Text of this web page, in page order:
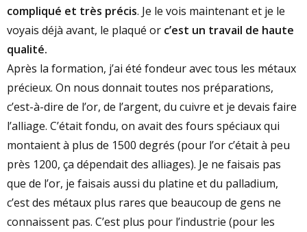
compliqué et très précis. Je le vois maintenant et je le
voyais déjà avant, le plaqué or c’est un travail de haute
qualité.
Après la formation, j’ai été fondeur avec tous les métaux
précieux. On nous donnait toutes nos préparations,
c’est-à-dire de l’or, de l’argent, du cuivre et je devais faire
l’alliage. C’était fondu, on avait des fours spéciaux qui
montaient à plus de 1500 degrés (pour l’or c’était à peu
près 1200, ça dépendait des alliages). Je ne faisais pas
que de l’or, je faisais aussi du platine et du palladium,
c’est des métaux plus rares que beaucoup de gens ne
connaissent pas. C’est plus pour l’industrie (pour les